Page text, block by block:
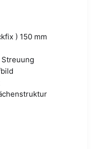
) 150 mm